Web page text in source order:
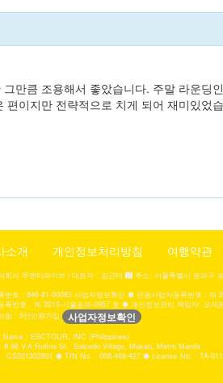
만큼 조용해서 좋았습니다. 주말 라운딩
편이지만 전략적으로 치게 되어 재미있었
소개 개인정보처리방침 여행약관
회사 투엔티파이브 | 대표자 : 김근태
주소: 서울특별시 송파구
번호 : 846-81-00083 사업자정보확인
관광사업자등록번호 : 제
록번호 : 제 2015-서울송파-0957 호
개인정보관리 책임자: 오재
험 : 5천만원가입 사업자정보확인
Name : ESCTOUR, INC (Philippines)
# 98 V.A Rufino St., Salcedo Village, Makati, Metro Manila
CS201302801
TIN No. : 008-468-427 License No. : TA-